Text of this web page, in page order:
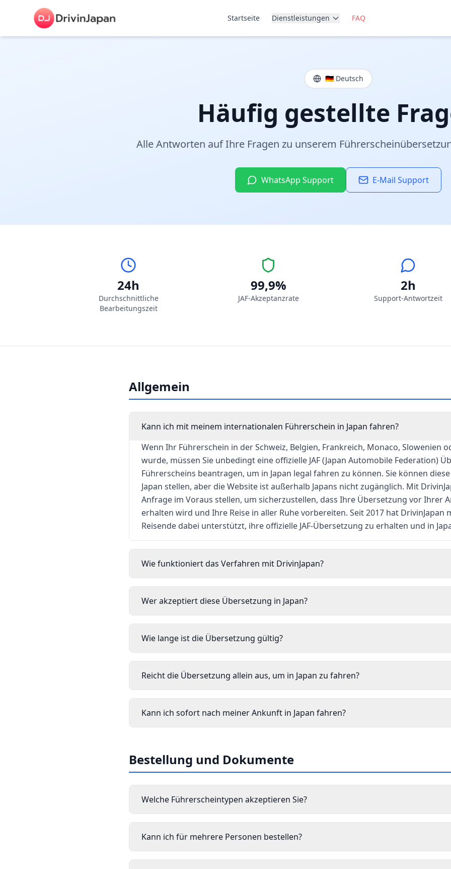
Startseite Dienstleistungen FAQ
🇩🇪 Deutsch
Häufig gestellte
Alle Antworten auf Ihre Fragen zu unserem
WhatsApp Support E-Mail Support
24h
Durchschnittliche
Bearbeitungszeit
99,9%
JAF-Akzeptanzrate
2h
Support-Antwortzeit
Allgemein
Kann ich mit meinem internationalen Führerschein in Japan fahren?
Wenn Ihr Führerschein in der Schweiz, Belgien, Frankreich, Monaco, Slowenien
wurde, müssen Sie unbedingt eine offizielle JAF (Japan Automobile Federation)
Führerscheins beantragen, um in Japan legal fahren zu können. Sie können
Japan stellen, aber die Website ist außerhalb Japans nicht zugänglich. Mit
Anfrage im Voraus stellen, um sicherzustellen, dass Ihre Übersetzung vor Ihrer
erhalten wird und Ihre Reise in aller Ruhe vorbereiten. Seit 2017 hat DrivinJapan
Reisende dabei unterstützt, ihre offizielle JAF-Übersetzung zu erhalten und in
Wie funktioniert das Verfahren mit DrivinJapan?
Wer akzeptiert diese Übersetzung in Japan?
Wie lange ist die Übersetzung gültig?
Reicht die Übersetzung allein aus, um in Japan zu fahren?
Kann ich sofort nach meiner Ankunft in Japan fahren?
Bestellung und Dokumente
Welche Führerscheintypen akzeptieren Sie?
Kann ich für mehrere Personen bestellen?